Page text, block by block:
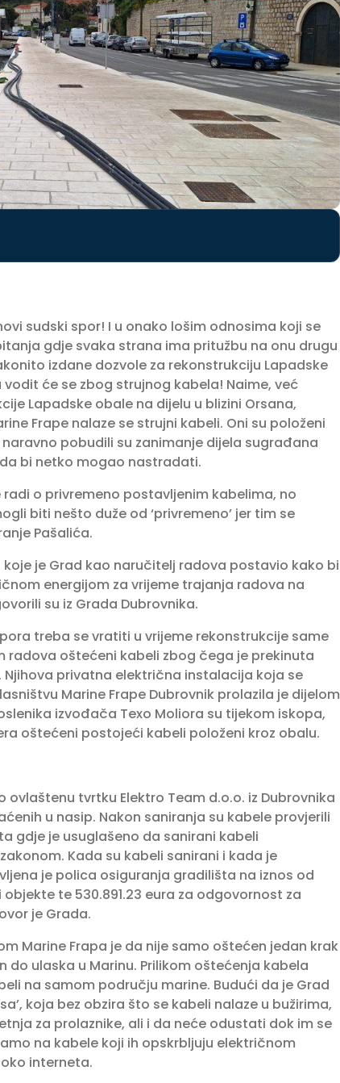
sudski spor! I u onako lošim odnosima koji se
gdje svaka strana ima pritužbu na onu drugu
izdane dozvole za rekonstrukciju Lapadske
će se zbog strujnog kabela! Naime, već
Lapadske obale na dijelu u blizini Orsana,
Frape nalaze se strujni kabeli. Oni su položeni
pobudili su zanimanje dijela sugrađana
da bi netko mogao nastradati.
o privremeno postavljenim kabelima, no
biti nešto duže od ‘privremeno’ jer tim se
Pašalića.
je Grad kao naručitelj radova postavio kako bi
energijom za vrijeme trajanja radova na
su iz Grada Dubrovnika.
treba se vratiti u vrijeme rekonstrukcije same
radova oštećeni kabeli zbog čega je prekinuta
privatna električna instalacija koja se
Marine Frape Dubrovnik prolazila je dijelom
izvođača Texo Moliora su tijekom iskopa,
oštećeni postojeći kabeli položeni kroz obalu.
tvrtku Elektro Team d.o.o. iz Dubrovnika
u nasip. Nakon saniranja su kabele provjerili
gdje je usuglašeno da sanirani kabeli
Kada su kabeli sanirani i kada je
je polica osiguranja gradilišta na iznos od
te 530.891.23 eura za odgovornost za
je Grada.
Marine Frapa je da nije samo oštećen jedan krak
ulaska u Marinu. Prilikom oštećenja kabela
na samom području marine. Budući da je Grad
koja bez obzira što se kabeli nalaze u bužirima,
za prolaznike, ali i da neće odustati dok im se
na kabele koji ih opskrbljuju električnom
interneta.